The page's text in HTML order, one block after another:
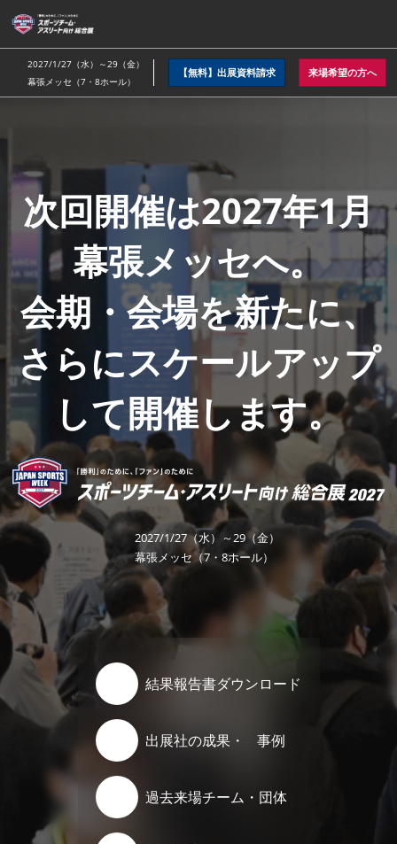
ス
キ
ッ
し
2027/1/27（水）～29（金）
幕張メッセ（7・8ホール）
【無料】出展資料請求 来場希望の方へ
ポ
ー
ツ
チ
ー
ム・
ア
ス
リ
ー
ト
次回開催は2027年1月
幕張メッセへ。
会期・会場を新たに、
さらにスケールアップ
して開催します。
2027/1/27（水）～29（金）
幕張メッセ（7・8ホール）
結果報告書ダウンロード
出展社の成果・ 事例
過去来場チーム・団体